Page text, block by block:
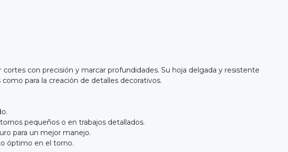
con precisión y marcar profundidades. Su hoja delgada y resistente
para la creación de detalles decorativos.
pequeños o en trabajos detallados.
para un mejor manejo.
óptimo en el torno.